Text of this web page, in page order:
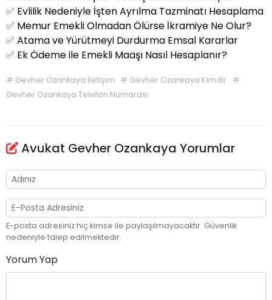
✅ Evlilik Nedeniyle İşten Ayrılma Tazminatı Hesaplama
✅ Memur Emekli Olmadan Ölürse İkramiye Ne Olur?
✅ Atama ve Yürütmeyi Durdurma Emsal Kararlar
✅ Ek Ödeme ile Emekli Maaşı Nasıl Hesaplanır?
# Gevher Ozankaya İletişim # Gevher Ozankaya Kimdir
#
Gevher Ozankaya Telefon Numarası
Avukat Gevher Ozankaya Yorumlar
E-posta adresiniz hiç kimse ile paylaşılmayacaktır. Güvenlik
nedeniyle talep edilmektedir.
Yorum Yap